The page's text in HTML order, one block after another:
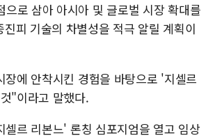
로 삼아 아시아 및 글로벌 시장 확대를
피 기술의 차별성을 적극 알릴 계획이
에 안착시킨 경험을 바탕으로 '지셀르
"이라고 말했다.
르 리본느' 론칭 심포지엄을 열고 임상